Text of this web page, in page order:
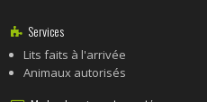
Services
Lits faits à l'arrivée
Animaux autorisés